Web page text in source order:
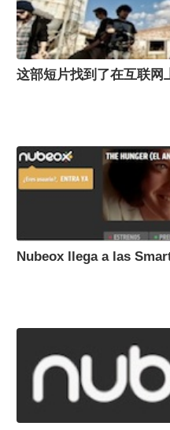
这部短片找到了在互联网
Nubeox llega a las